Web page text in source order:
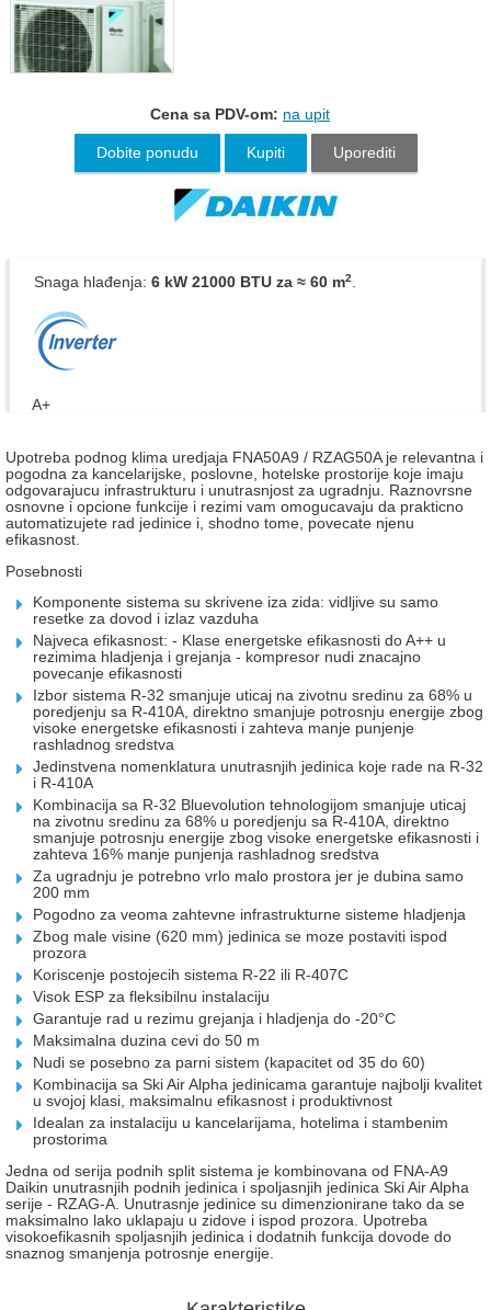
Cena sa PDV-om: na upit
Dobite ponudu Kupiti Uporediti
Snaga hlađenja: 6 kW 21000 BTU za ≈ 60 m2.
A+
Upotreba podnog klima uredjaja FNA50A9 / RZAG50A je relevantna i
pogodna za kancelarijske, poslovne, hotelske prostorije koje imaju
odgovarajucu infrastrukturu i unutrasnjost za ugradnju. Raznovrsne
osnovne i opcione funkcije i rezimi vam omogucavaju da prakticno
automatizujete rad jedinice i, shodno tome, povecate njenu
efikasnost.
Posebnosti
Komponente sistema su skrivene iza zida: vidljive su samo
resetke za dovod i izlaz vazduha
Najveca efikasnost: - Klase energetske efikasnosti do A++ u
rezimima hladjenja i grejanja - kompresor nudi znacajno
povecanje efikasnosti
Izbor sistema R-32 smanjuje uticaj na zivotnu sredinu za 68% u
poredjenju sa R-410A, direktno smanjuje potrosnju energije zbog
visoke energetske efikasnosti i zahteva manje punjenje
rashladnog sredstva
Jedinstvena nomenklatura unutrasnjih jedinica koje rade na R-32
i R-410A
Kombinacija sa R-32 Bluevolution tehnologijom smanjuje uticaj
na zivotnu sredinu za 68% u poredjenju sa R-410A, direktno
smanjuje potrosnju energije zbog visoke energetske efikasnosti i
zahteva 16% manje punjenja rashladnog sredstva
Za ugradnju je potrebno vrlo malo prostora jer je dubina samo
200 mm
Pogodno za veoma zahtevne infrastrukturne sisteme hladjenja
Zbog male visine (620 mm) jedinica se moze postaviti ispod
prozora
Koriscenje postojecih sistema R-22 ili R-407C
Visok ESP za fleksibilnu instalaciju
Garantuje rad u rezimu grejanja i hladjenja do -20°C
Maksimalna duzina cevi do 50 m
Nudi se posebno za parni sistem (kapacitet od 35 do 60)
Kombinacija sa Ski Air Alpha jedinicama garantuje najbolji kvalitet
u svojoj klasi, maksimalnu efikasnost i produktivnost
Idealan za instalaciju u kancelarijama, hotelima i stambenim
prostorima
Jedna od serija podnih split sistema je kombinovana od FNA-A9
Daikin unutrasnjih podnih jedinica i spoljasnjih jedinica Ski Air Alpha
serije - RZAG-A. Unutrasnje jedinice su dimenzionirane tako da se
maksimalno lako uklapaju u zidove i ispod prozora. Upotreba
visokoefikasnih spoljasnjih jedinica i dodatnih funkcija dovode do
snaznog smanjenja potrosnje energije.